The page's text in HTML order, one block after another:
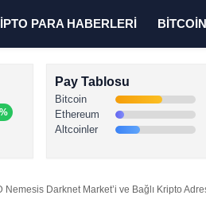
PARA HABERLERİ
Pay Tablosu
Bitcoin
Ethereum
Altcoinler
Nemesis Darknet Market’i ve Bağlı Kripto